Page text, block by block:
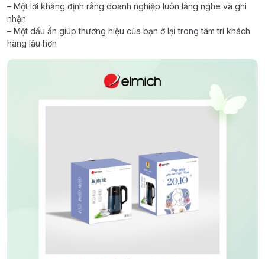
– Một lời khẳng định rằng doanh nghiệp luôn lắng nghe và ghi
nhận
– Một dấu ấn giúp thương hiệu của bạn ở lại trong tâm trí khách
hàng lâu hơn